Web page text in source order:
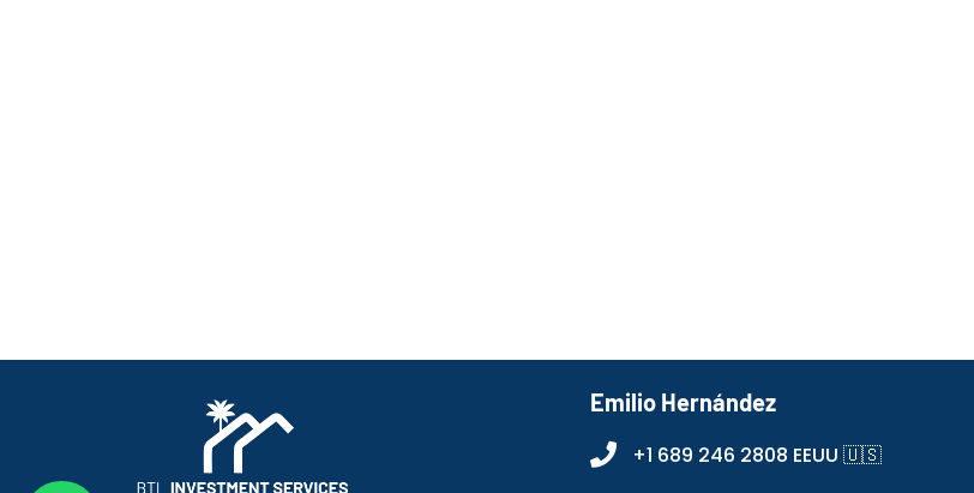
Emilio Hernández
+1 689 246 2808 EEUU 🇺🇸